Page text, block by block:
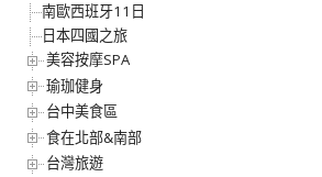
南歐西班牙11日
日本四國之旅
美容按摩SPA
瑜珈健身
台中美食區
食在北部&南部
台灣旅遊